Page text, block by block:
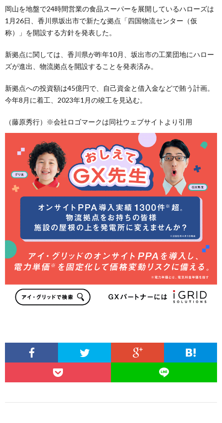
岡山を地盤で24時間営業の食品スーパーを展開しているハローズは
1月26日、香川県坂出市で新たな拠点「四国物流センター（仮
称）」を開設する方針を発表した。
新拠点に関しては、香川県が昨年10月、坂出市の工業団地にハロー
ズが進出、物流拠点を開設することを発表済み。
新拠点への投資額は45億円で、自己資金と借入金などで賄う計画。
今年8月に着工、2023年1月の竣工を見込む。
（藤原秀行）※会社ロゴマークは同社ウェブサイトより引用